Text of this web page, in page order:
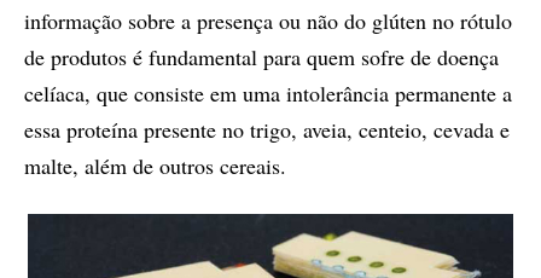
informação sobre a presença ou não do glúten no rótulo
de produtos é fundamental para quem sofre de doença
celíaca, que consiste em uma intolerância permanente a
essa proteína presente no trigo, aveia, centeio, cevada e
malte, além de outros cereais.